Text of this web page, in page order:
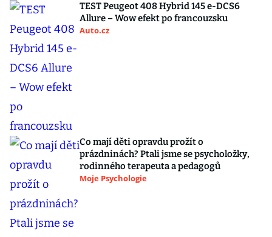
TEST Peugeot 408 Hybrid 145 e-DCS6
Allure – Wow efekt po francouzsku
Auto.cz
Co mají děti opravdu prožít o
prázdninách? Ptali jsme se psycholožky,
rodinného terapeuta a pedagogů
Moje Psychologie